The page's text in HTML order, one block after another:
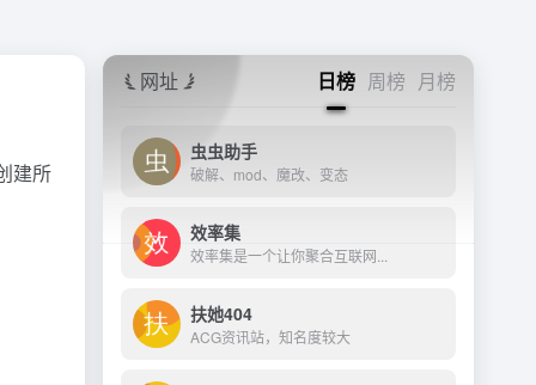
建所
网址 日榜 周榜 月榜
虫虫助手
破解、mod、魔改、变态
效率集
效率集是一个让你聚合互联网...
扶她404
ACG资讯站，知名度较大